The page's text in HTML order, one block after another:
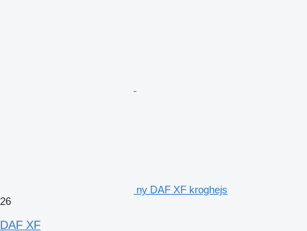
ny DAF XF kroghejs
26
DAF XF